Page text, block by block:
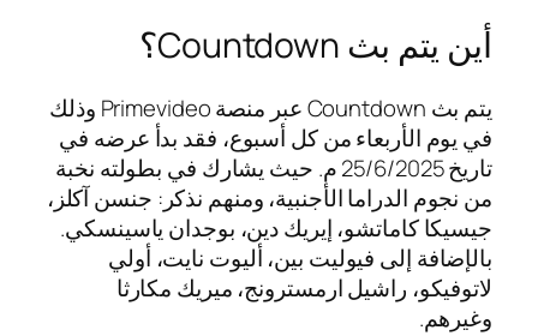
أين يتم بث Countdown؟
يتم بث Countdown عبر منصة Primevideo وذلك
في يوم الأربعاء من كل أسبوع، فقد بدأ عرضه في
تاريخ 25/6/2025 م. حيث يشارك في بطولته نخبة
من نجوم الدراما الأجنبية، ومنهم نذكر: جنسن آكلز،
جيسيكا كاماتشو، إيريك دين، بوجدان ياسينسكي.
بالإضافة إلى فيوليت بين، أليوت نايت، أولي
لاتوفيكو، راشيل ارمسترونج، ميريك مكارثا
وغيرهم.